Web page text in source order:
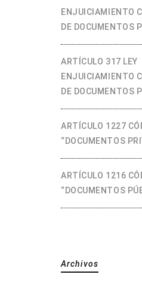
ENJUICIAMIENTO
DE DOCUMENTOS
ARTÍCULO 317 LEY
ENJUICIAMIENTO
DE DOCUMENTOS
ARTÍCULO 1227
“DOCUMENTOS
ARTÍCULO 1216
“DOCUMENTOS
Archivos